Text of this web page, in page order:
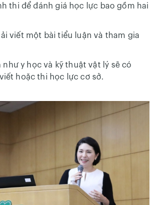
thi để đánh giá học lực bao gồm hai
viết một bài tiểu luận và tham gia
như y học và kỹ thuật vật lý sẽ có
hoặc thi học lực cơ sở.